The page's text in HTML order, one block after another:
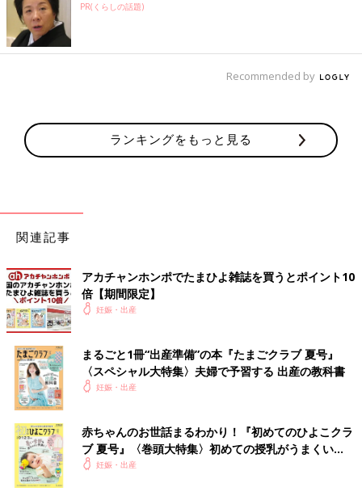
PR(くらしの話題)
Recommended by
ランキングをもっと見る
関連記事
アカチャンホンポでたまひよ雑誌を買うとポイント10
倍【期間限定】
妊娠・出産
まるごと1冊“出産準備”の本『たまごクラブ 夏号』
〈スペシャル大特集〉夫婦で予習する 出産の教科書
妊娠・出産
赤ちゃんのお世話まるわかり！『初めてのひよこクラ
ブ 夏号』〈巻頭大特集〉初めての授乳がうまくい
く！ おっぱい・ミルクの基本と夏のトラブル 解決テ
妊娠・出産